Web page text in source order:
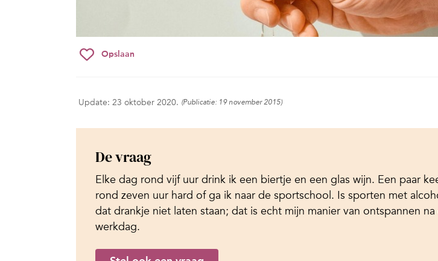
Opslaan
Update: 23 oktober 2020. (Publicatie: 19 november 2015)
De vraag
Elke dag rond vijf uur drink ik een biertje en een glas wijn. Een paar
rond zeven uur hard of ga ik naar de sportschool. Is sporten met
dat drankje niet laten staan; dat is echt mijn manier van ontspannen
werkdag.